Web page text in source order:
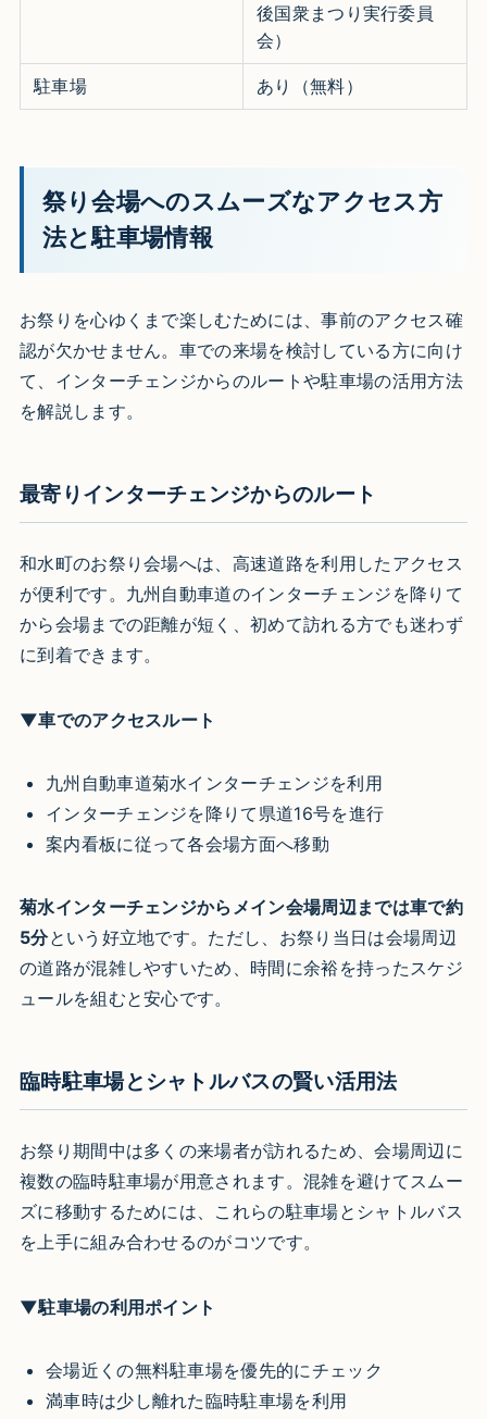
後国衆まつり実行委員
会）
駐車場 あり（無料）
祭り会場へのスムーズなアクセス方
法と駐車場情報
お祭りを心ゆくまで楽しむためには、事前のアクセス確
認が欠かせません。車での来場を検討している方に向け
て、インターチェンジからのルートや駐車場の活用方法
を解説します。
最寄りインターチェンジからのルート
和水町のお祭り会場へは、高速道路を利用したアクセス
が便利です。九州自動車道のインターチェンジを降りて
から会場までの距離が短く、初めて訪れる方でも迷わず
に到着できます。
▼車でのアクセスルート
九州自動車道菊水インターチェンジを利用
インターチェンジを降りて県道16号を進行
案内看板に従って各会場方面へ移動
菊水インターチェンジからメイン会場周辺までは車で約
5分という好立地です。ただし、お祭り当日は会場周辺
の道路が混雑しやすいため、時間に余裕を持ったスケジ
ュールを組むと安心です。
臨時駐車場とシャトルバスの賢い活用法
お祭り期間中は多くの来場者が訪れるため、会場周辺に
複数の臨時駐車場が用意されます。混雑を避けてスムー
ズに移動するためには、これらの駐車場とシャトルバス
を上手に組み合わせるのがコツです。
▼駐車場の利用ポイント
会場近くの無料駐車場を優先的にチェック
満車時は少し離れた臨時駐車場を利用